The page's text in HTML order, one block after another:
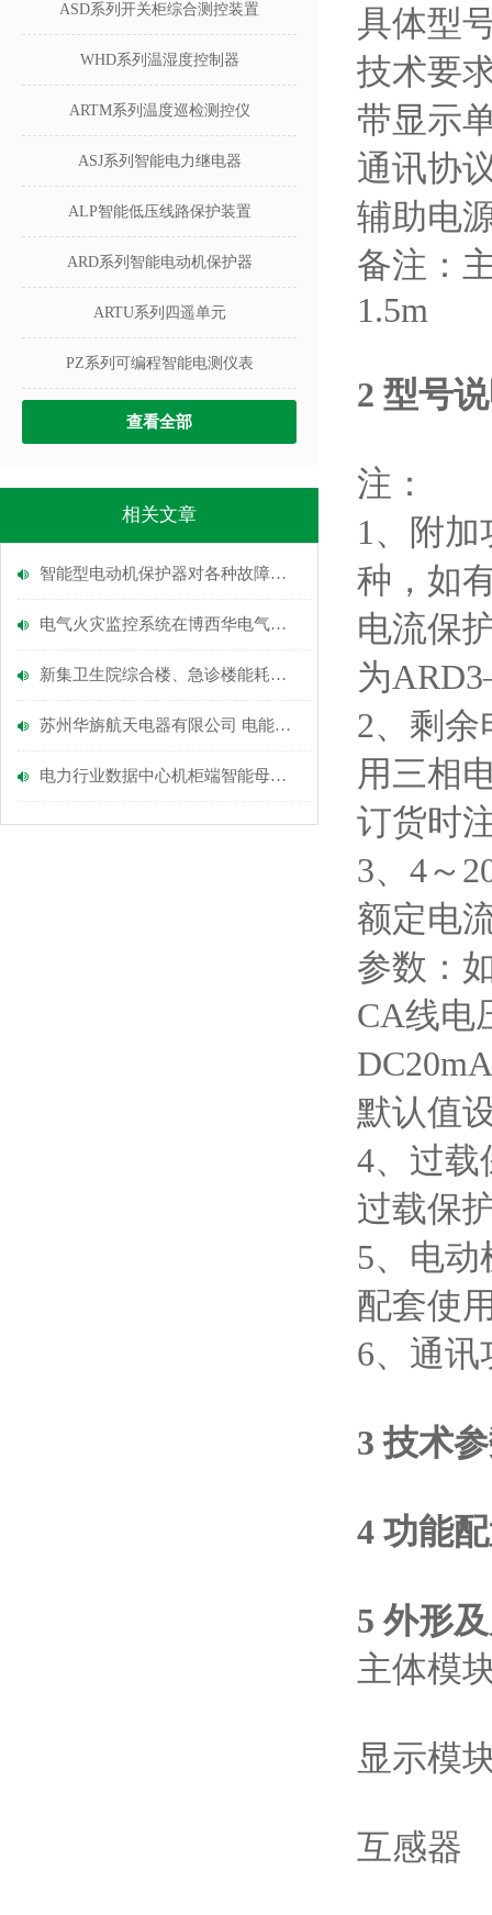
ASD系列开关柜综合测控装置
WHD系列温湿度控制器
ARTM系列温度巡检测控仪
ASJ系列智能电力继电器
ALP智能低压线路保护装置
ARD系列智能电动机保护器
ARTU系列四遥单元
PZ系列可编程智能电测仪表
查看全部
相关文章
智能型电动机保护器对各种故障情况均能达到理想的保护
电气火灾监控系统在博西华电气二期家电中心库项目的应用
新集卫生院综合楼、急诊楼能耗监测系统的设计与应用
苏州华旃航天电器有限公司 电能管理系统的设计及应用
电力行业数据中心机柜端智能母线槽配电方案
具体型
技术要
带显示
通讯协
辅助电
备注：
1.5m
2 型号
注：
1、附
种，如
电流保
为
2、剩
用三相
订货时
3、4～
额定电
参数：
CA线电
默认值
4、过载
过载保
5、电
配套使
6、通讯
3 技术
4 功能
5 外形
主体模
显示模
互感器